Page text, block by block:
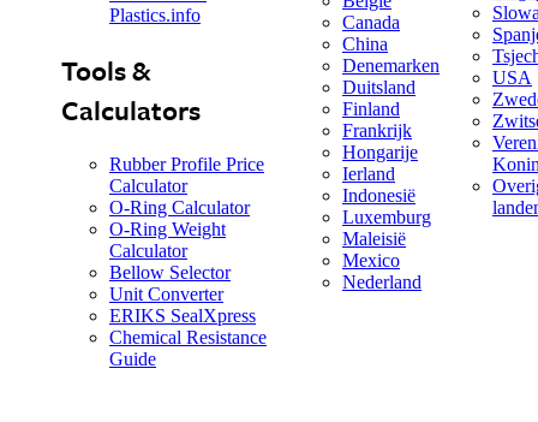
Plastics.info
Tools &
Calculators
Rubber Profile Price
Calculator
O-Ring Calculator
O-Ring Weight
Calculator
Bellow Selector
Unit Converter
ERIKS SealXpress
Chemical Resistance
Guide
Canada
China
Denemarken
Duitsland
Finland
Frankrijk
Hongarije
Ierland
Indonesië
Luxemburg
Maleisië
Mexico
Nederland
USA